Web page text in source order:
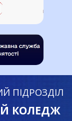
ПІДРОЗДІЛ
КОЛЕДЖ